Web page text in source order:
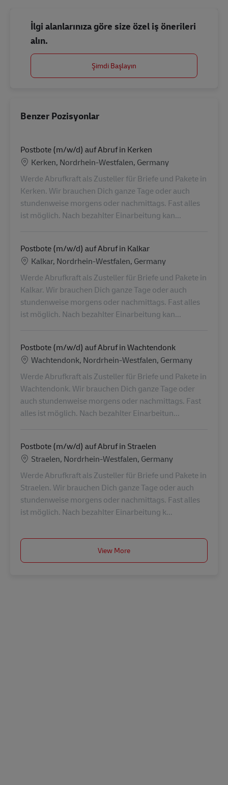
İlgi alanlarınıza göre size özel iş önerileri
alın.
Şimdi Başlayın
Benzer Pozisyonlar
Postbote (m/w/d) auf Abruf in Kerken
Konum
Kerken, Nordrhein-Westfalen, Germany
Werde Abrufkraft als Zusteller für Briefe und Pakete in
Kerken. Wir brauchen Dich ganze Tage oder auch
stundenweise morgens oder nachmittags. Fast alles
ist möglich. Nach bezahlter Einarbeitung kan...
Postbote (m/w/d) auf Abruf in Kalkar
Konum
Kalkar, Nordrhein-Westfalen, Germany
Werde Abrufkraft als Zusteller für Briefe und Pakete in
Kalkar. Wir brauchen Dich ganze Tage oder auch
stundenweise morgens oder nachmittags. Fast alles
ist möglich. Nach bezahlter Einarbeitung kan...
Postbote (m/w/d) auf Abruf in Wachtendonk
Konum
Wachtendonk, Nordrhein-Westfalen, Germany
Werde Abrufkraft als Zusteller für Briefe und Pakete in
Wachtendonk. Wir brauchen Dich ganze Tage oder
auch stundenweise morgens oder nachmittags. Fast
alles ist möglich. Nach bezahlter Einarbeitun...
Postbote (m/w/d) auf Abruf in Straelen
Konum
Straelen, Nordrhein-Westfalen, Germany
Werde Abrufkraft als Zusteller für Briefe und Pakete in
Straelen. Wir brauchen Dich ganze Tage oder auch
stundenweise morgens oder nachmittags. Fast alles
ist möglich. Nach bezahlter Einarbeitung k...
View More